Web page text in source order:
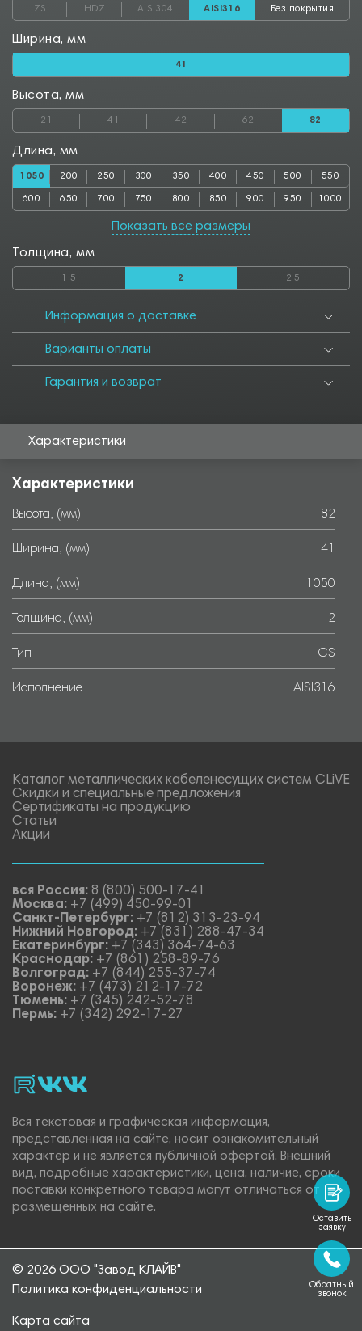
ZS HDZ AISI304 AISI316 Без покрытия
Ширина, мм
41
Высота, мм
21 41 42 62 82
Длина, мм
1050 200 250 300 350 400 450 500 550
600 650 700 750 800 850 900 950 1000
Показать все размеры
Толщина, мм
1.5 2 2.5
Информация о доставке
Варианты оплаты
Гарантия и возврат
Характеристики
Характеристики
Высота, (мм) 82
Ширина, (мм) 41
Длина, (мм) 1050
Толщина, (мм) 2
Тип CS
Исполнение AISI316
Каталог металлических кабеленесущих систем CLiVE
Скидки и специальные предложения
Сертификаты на продукцию
Статьи
Акции
вся Россия: 8 (800) 500-17-41
Москва: +7 (499) 450-99-01
Санкт-Петербург: +7 (812) 313-23-94
Нижний Новгород: +7 (831) 288-47-34
Екатеринбург: +7 (343) 364-74-63
Краснодар: +7 (861) 258-89-76
Волгоград: +7 (844) 255-37-74
Воронеж: +7 (473) 212-17-72
Тюмень: +7 (345) 242-52-78
Пермь: +7 (342) 292-17-27
rutubevk_video.
Vk.
Вся текстовая и графическая информация,
представленная на сайте, носит ознакомительный
характер и не является публичной офертой. Внешний
вид, подробные характеристики, цена, наличие, сроки
поставки конкретного товара могут отличаться от
размещенных на сайте.
© 2026 ООО "Завод КЛАЙВ"
Политика конфиденциальности
Карта сайта
Оставить
заявку
Обратный
звонок